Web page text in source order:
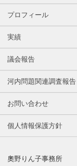
プロフィール
実績
議会報告
河内問題関連調査報告
お問い合わせ
個人情報保護方針
奧野りん子事務所